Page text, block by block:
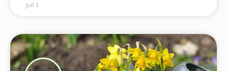
Juil 1